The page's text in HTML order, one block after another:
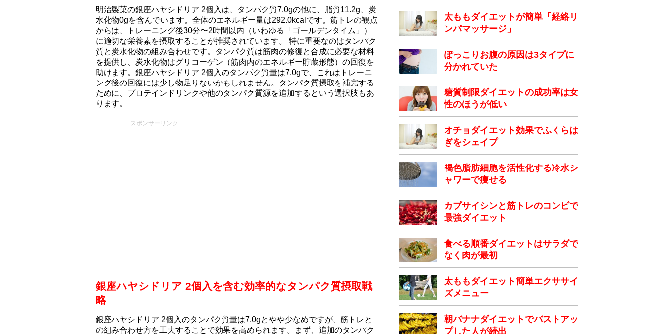
明治製菓の銀座ハヤシドリア 2個入は、タンパク質7.0gの他に、脂質11.2g、炭
水化物0gを含んでいます。全体のエネルギー量は292.0kcalです。筋トレの観点
からは、トレーニング後30分〜2時間以内（いわゆる「ゴールデンタイム」）
に適切な栄養素を摂取することが推奨されています。 特に重要なのはタンパク
質と炭水化物の組み合わせです。タンパク質は筋肉の修復と合成に必要な材料
を提供し、炭水化物はグリコーゲン（筋肉内のエネルギー貯蔵形態）の回復を
助けます。銀座ハヤシドリア 2個入のタンパク質量は7.0gで、これはトレーニ
ング後の回復には少し物足りないかもしれません。タンパク質摂取を補完する
ために、プロテインドリンクや他のタンパク質源を追加するという選択肢もあ
ります。
スポンサーリンク
銀座ハヤシドリア 2個入を含む効率的なタンパク質摂取戦
略
銀座ハヤシドリア 2個入のタンパク質量は7.0gとやや少なめですが、筋トレと
の組み合わせ方を工夫することで効果を高められます。まず、追加のタンパク
太ももダイエットが簡単「経絡リ
ンパマッサージ」
ぽっこりお腹の原因は3タイプに
分かれていた
糖質制限ダイエットの成功率は女
性のほうが低い
オチョダイエット効果でふくらは
ぎをシェイプ
褐色脂肪細胞を活性化する冷水シ
ャワーで痩せる
カプサイシンと筋トレのコンビで
最強ダイエット
食べる順番ダイエットはサラダで
なく肉が最初
太ももダイエット簡単エクササイ
ズメニュー
朝バナナダイエットでバストアッ
プした人が続出